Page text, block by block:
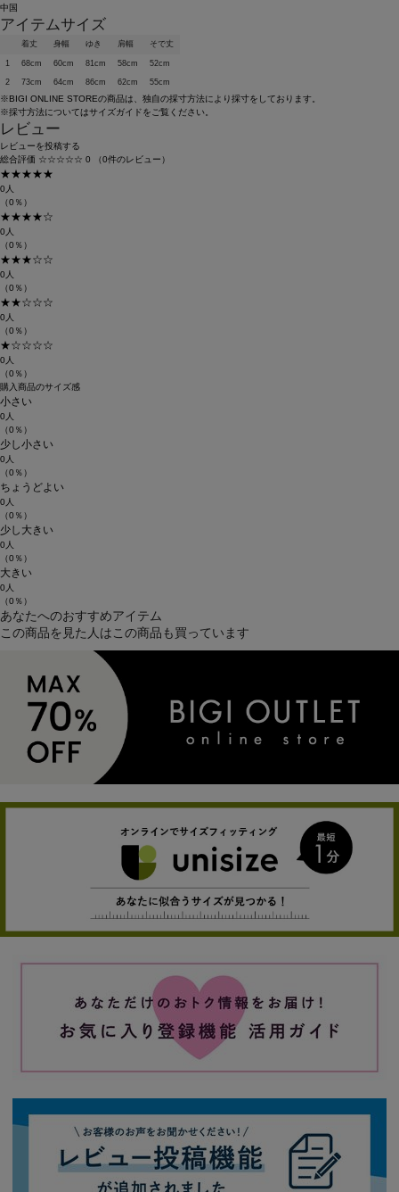
中国
アイテムサイズ
着丈 身幅 ゆき 肩幅 そで丈
1 68cm 60cm 81cm 58cm 52cm
2 73cm 64cm 86cm 62cm 55cm
※BIGI ONLINE STOREの商品は、独自の採寸方法により採寸をしております。
※採寸方法についてはサイズガイドをご覧ください。
レビュー
レビューを投稿する
総合評価 ☆☆☆☆☆ 0 （0件のレビュー）
★★★★★
0人
（0％）
★★★★☆
0人
（0％）
★★★☆☆
0人
（0％）
★★☆☆☆
0人
（0％）
★☆☆☆☆
0人
（0％）
購入商品のサイズ感
小さい
0人
（0％）
少し小さい
0人
（0％）
ちょうどよい
0人
（0％）
少し大きい
0人
（0％）
大きい
0人
（0％）
あなたへのおすすめアイテム
この商品を見た人はこの商品も買っています